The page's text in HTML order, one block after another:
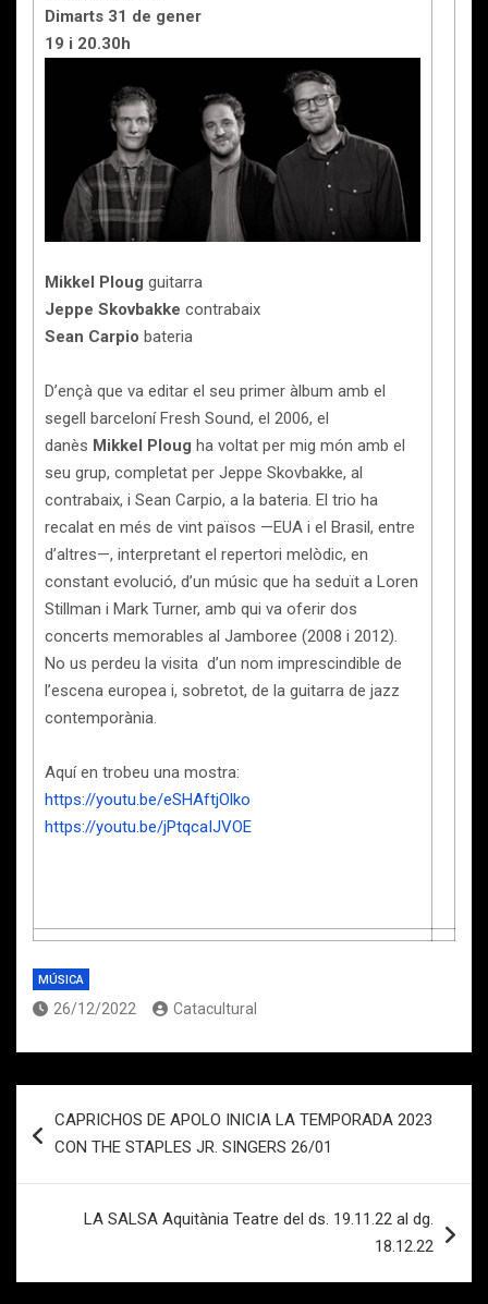
Dimarts 31 de gener
19 i 20.30h
Mikkel Ploug guitarra
Jeppe Skovbakke contrabaix
Sean Carpio bateria
D’ençà que va editar el seu primer àlbum amb el
segell barceloní Fresh Sound, el 2006, el
danès Mikkel Ploug ha voltat per mig món amb el
seu grup, completat per Jeppe Skovbakke, al
contrabaix, i Sean Carpio, a la bateria. El trio ha
recalat en més de vint països —EUA i el Brasil, entre
d’altres—, interpretant el repertori melòdic, en
constant evolució, d’un músic que ha seduït a Loren
Stillman i Mark Turner, amb qui va oferir dos
concerts memorables al Jamboree (2008 i 2012).
No us perdeu la visita d’un nom imprescindible de
l’escena europea i, sobretot, de la guitarra de jazz
contemporània.
Aquí en trobeu una mostra:
https://youtu.be/eSHAftjOlko
https://youtu.be/jPtqcaIJVOE
MÚSICA
26/12/2022 Catacultural
de
CAPRICHOS DE APOLO INICIA LA TEMPORADA 2023
CON THE STAPLES JR. SINGERS 26/01
LA SALSA Aquitània Teatre del ds. 19.11.22 al dg.
18.12.22